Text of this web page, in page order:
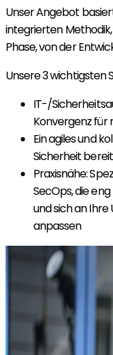
Unser Angebot
integrierten
Phase, von der
Unsere 3 wichtigsten
IT-/
Konvergenz für
Ein agiles und
Sicherheit
Praxisnähe:
SecOps, die
und sich an
anpassen